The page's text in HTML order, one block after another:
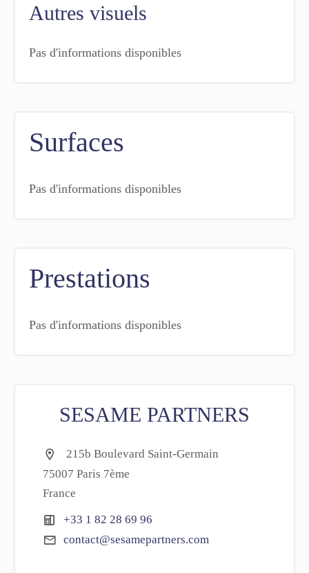
Autres visuels
Pas d'informations disponibles
Surfaces
Pas d'informations disponibles
Prestations
Pas d'informations disponibles
SESAME PARTNERS
215b Boulevard Saint-Germain
75007 Paris 7ème
France
+33 1 82 28 69 96
contact@sesamepartners.com